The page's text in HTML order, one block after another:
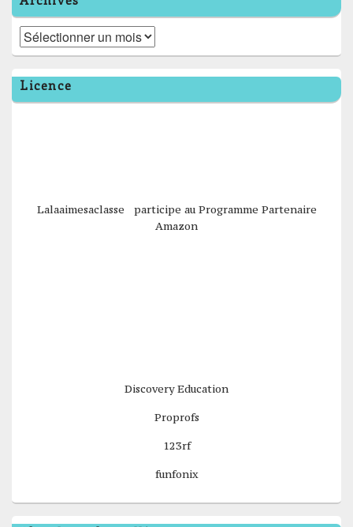
Archives
Licence
Lalaaimesaclasse participe au Programme Partenaire
Amazon
Discovery Education
Proprofs
123rf
funfonix